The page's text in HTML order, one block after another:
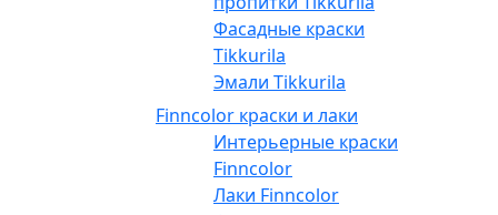
Фасадные краски
Tikkurila
Эмали Tikkurila
Finncolor краски и лаки
Интерьерные краски
Finncolor
Лаки Finncolor